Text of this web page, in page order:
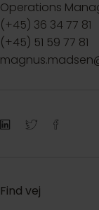
Operations
(+45) 36 34 77 81
(+45) 51 59 77 81
Find vej